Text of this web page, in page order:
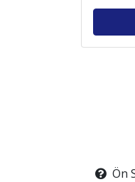
Ön